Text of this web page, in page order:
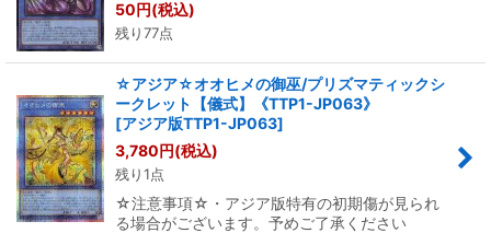
50円(税込)
残り77点
☆アジア☆オオヒメの御巫/プリズマティックシ
ークレット【儀式】《TTP1-JP063》
[アジア版TTP1-JP063]
3,780円(税込)
残り1点
☆注意事項☆・アジア版特有の初期傷が見られ
る場合がございます。予めご了承ください